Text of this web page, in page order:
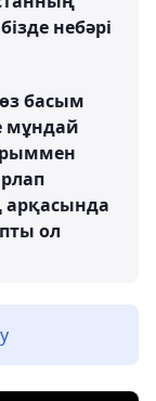
небәрі
басым
мұндай
арқасында
ол